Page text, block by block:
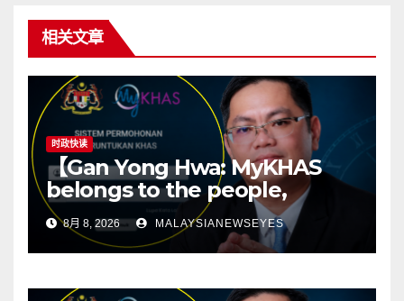
相关文章
时政快读
【Gan Yong Hwa: MyKHAS
belongs to the people,
Political positions should not
determine constituency
resources】
8月 8, 2026 MALAYSIANEWSEYES